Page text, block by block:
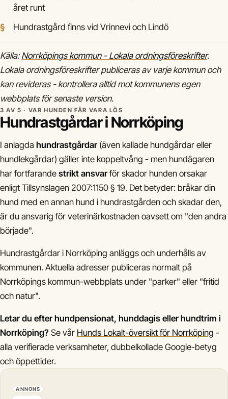
året runt
Hundrastgård finns vid Vrinnevi och Lindö
Källa: Norrköpings kommun - Lokala ordningsföreskrifter.
Lokala ordningsföreskrifter publiceras av varje kommun och
kan revideras - kontrollera alltid mot kommunens egen
webbplats för senaste version.
3 AV 5 · VAR HUNDEN FÅR VARA LÖS
Hundrastgårdar i Norrköping
I anlagda hundrastgårdar (även kallade hundgårdar eller
hundlekgårdar) gäller inte koppeltvång - men hundägaren
har fortfarande strikt ansvar för skador hunden orsakar
enligt Tillsynslagen 2007:1150 § 19. Det betyder: bråkar din
hund med en annan hund i hundrastgården och skadar den,
är du ansvarig för veterinärkostnaden oavsett om "den andra
började".
Hundrastgårdar i Norrköping anläggs och underhålls av
kommunen. Aktuella adresser publiceras normalt på
Norrköpings kommun-webbplats under "parker" eller "fritid
och natur".
Letar du efter hundpensionat, hunddagis eller hundtrim i
Norrköping? Se vår Hunds Lokalt-översikt för Norrköping -
alla verifierade verksamheter, dubbelkollade Google-betyg
och öppettider.
ANNONS